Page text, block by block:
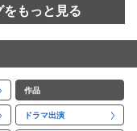
もっと見る
作品
ドラマ出演